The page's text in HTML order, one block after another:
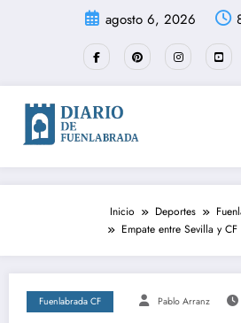
agosto 6, 2026
Inicio Deportes
Empate entre Sevilla y
Fuenlabrada CF Pablo Arranz